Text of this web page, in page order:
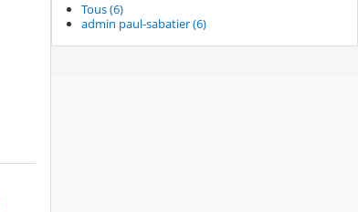
Tous (6)
admin paul-sabatier (6)